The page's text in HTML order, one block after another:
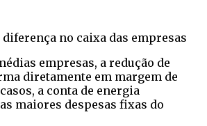
no caixa das empresas
empresas, a redução de
diretamente em margem de
a conta de energia
maiores despesas fixas do